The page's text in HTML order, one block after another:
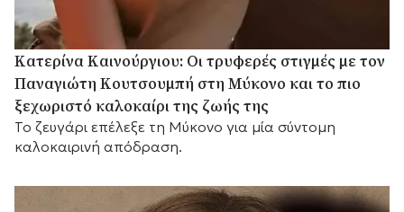
Κατερίνα Καινούργιου: Οι τρυφερές στιγμές με τον
Παναγιώτη Κουτσουμπή στη Μύκονο και το πιο
ξεχωριστό καλοκαίρι της ζωής της
Το ζευγάρι επέλεξε τη Μύκονο για μία σύντομη
καλοκαιρινή απόδραση.